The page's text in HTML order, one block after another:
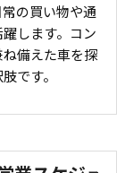
の買い物や通
します。コン
備えた車を探
です。